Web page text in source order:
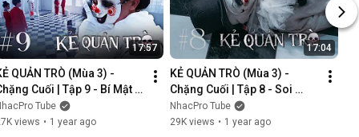
17:57
QUẢN TRÒ (Mùa 3) -
Cuối | Tập 9 - Bí Mật
| GAME CUNG HOÀNG
|| Web Drama 2025
Tube
views • 1 year ago
17:04
KẺ QUẢN TRÒ (Mùa 3) -
Chặng Cuối | Tập 8 - Soi
Cung | GAME CUNG HOÀNG
ĐẠO || Web Drama 2025
NhacPro Tube
29K views • 1 year ago